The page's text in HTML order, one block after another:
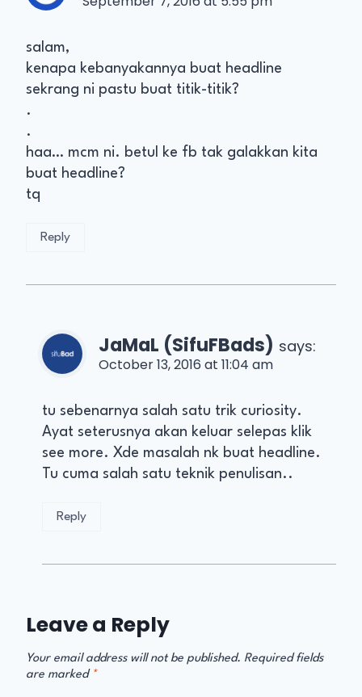
salam,
kenapa kebanyakannya buat headline
sekrang ni pastu buat titik-titik?
.
.
haa… mcm ni. betul ke fb tak galakkan kita
buat headline?
tq
Reply
JaMaL (SifuFBads) says:
October 13, 2016 at 11:04 am
tu sebenarnya salah satu trik curiosity.
Ayat seterusnya akan keluar selepas klik
see more. Xde masalah nk buat headline.
Tu cuma salah satu teknik penulisan..
Reply
Leave a Reply
Your email address will not be published. Required fields
are marked *